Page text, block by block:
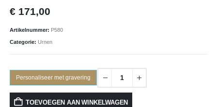
€ 171,00
Artikelnummer: P580
Categorie: Urnen
Personaliseer met gravering
TOEVOEGEN AAN WINKELWAGEN